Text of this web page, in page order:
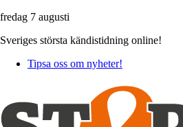
fredag 7 augusti
Sveriges största kändistidning online!
Tipsa oss om nyheter!